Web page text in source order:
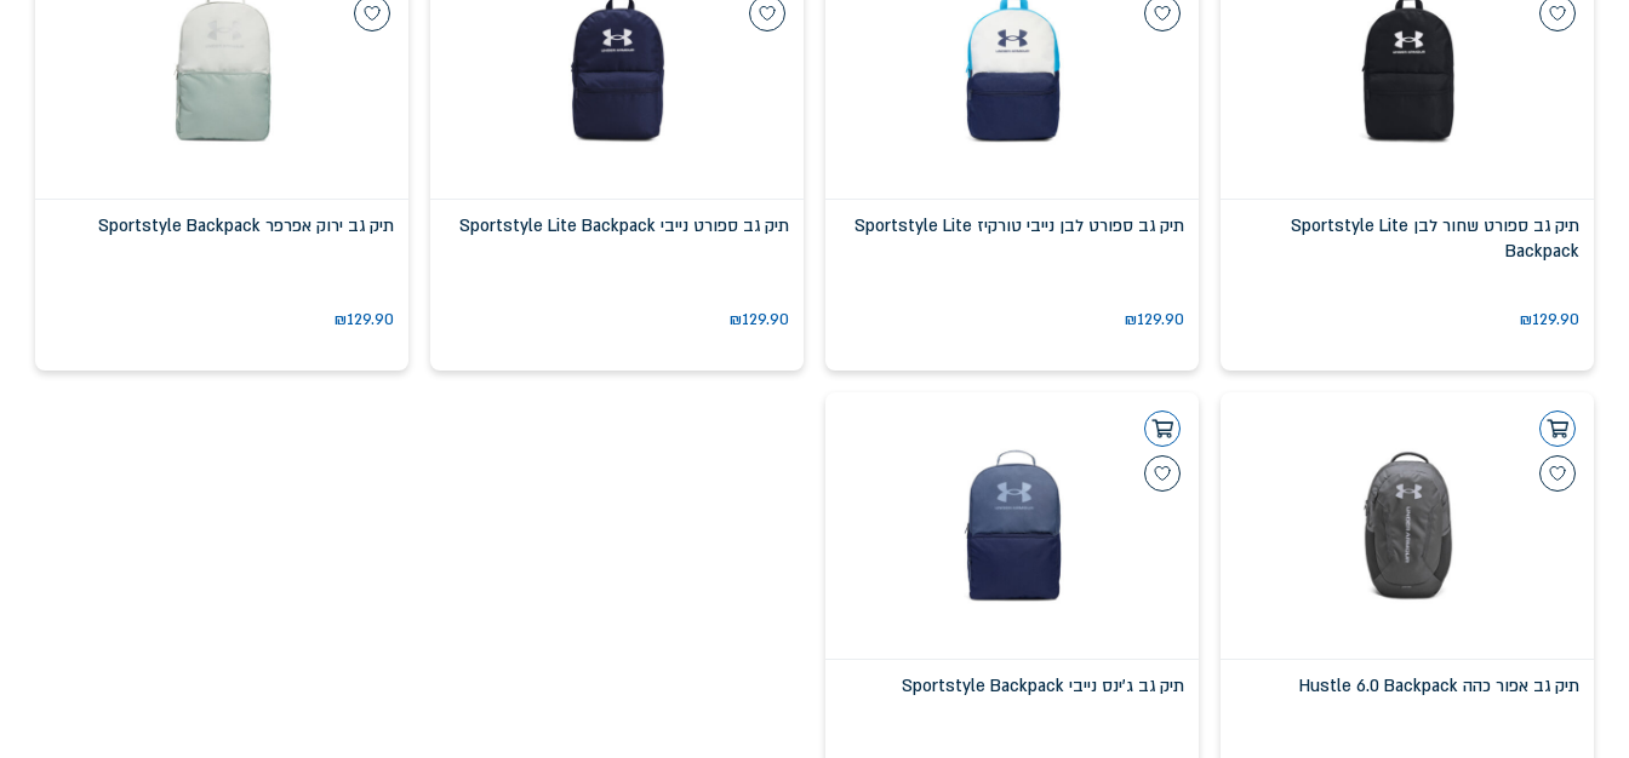
תיק גב ספורט שחור לבן Sportstyle Lite
Backpack
₪129.90
תיק גב ספורט לבן נייבי טורקיז Sportstyle Lite
₪129.90
תיק גב ספורט נייבי Sportstyle Lite Backpack
₪129.90
תיק גב ירוק אפרפר Sportstyle Backpack
₪129.90
תיק גב אפור כהה Hustle 6.0 Backpack תיק גב ג'ינס נייבי Sportstyle Backpack